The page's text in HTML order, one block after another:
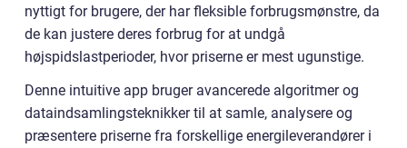
nyttigt for brugere, der har fleksible forbrugsmønstre, da
de kan justere deres forbrug for at undgå
højspidslastperioder, hvor priserne er mest ugunstige.
Denne intuitive app bruger avancerede algoritmer og
dataindsamlingsteknikker til at samle, analysere og
præsentere priserne fra forskellige energileverandører i